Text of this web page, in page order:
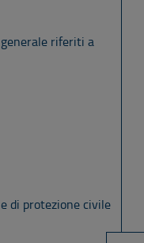
riferiti a
di protezione civile